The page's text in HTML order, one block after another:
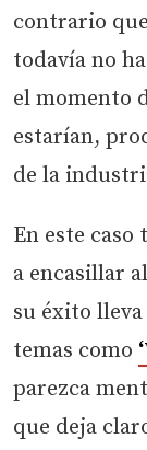
contrario
todavía no
el momento
estarían,
de la
En este
a encasillar
su éxito
temas como
parezca
que deja